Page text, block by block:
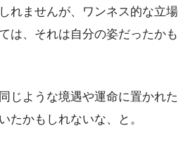
れませんが、ワンネス的な立場
は、それは自分の姿だったかも
じような境遇や運命に置かれた
たかもしれないな、と。